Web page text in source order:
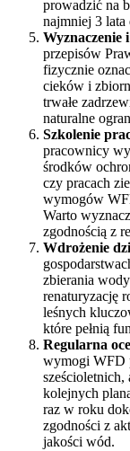
prowadzić na
najmniej 3
Wyznaczenie
przepisów
fizycznie
cieków i
trwałe
naturalne
Szkolenie
pracownicy
środków
czy pracach
wymogów
Warto
zgodnością z
Wdrożenie
zbierania
renaturyzację
leśnych
które pełnią
Regularna
wymogi WFD
sześcioletnich,
kolejnych
raz w roku
zgodności z
jakości wód.